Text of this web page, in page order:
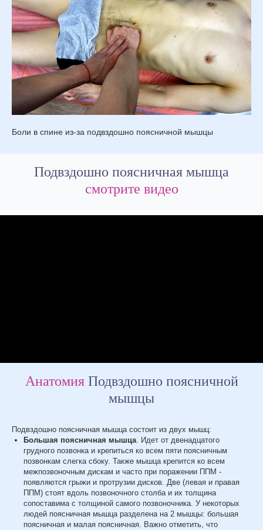
Боли в спине из-за подвздошно поясничной мышцы
Подвздошно поясничная мышца
смотрите видео
АнатомияПодвздошно поясничной
мышцы
Подвздошно поясничная мышца состоит из двух мышц:
Большая поясничная мышца. Идет от двенадцатого
грудного позвонка и крепиться ко всем пяти поясничным
позвонкам слегка сбоку. Также мышца крепится ко всем
межпозвоночным дискам и часто при поражении ППМ -
появляются грыжи и протрузии дисков. Две (левая и правая
ППМ) стоят вдоль позвоночного столба и их толщина
сопоставима с толщиной самого позвоночника. У некоторых
людей поясничная мышца разделена на 2 мышцы: большая
поясничная и малая поясничная. Важно отметить, что